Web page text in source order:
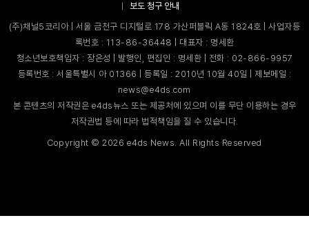
보도 청구 안내
(주)채널5코리아 | 서울 금천구 디지털로 178 가산퍼블릭 A동 1824호 | 사업자등
록번호 : 113-86-36448 | 대표자 : 명세환
청소년보호책임자 : 장은성 | 발행인, 편집인 : 명세환 | 전화 : 02-866-9957
등록번호 : 서울특별시 아 01366 | 등록일 : 2010년 10월 40일 | 제보메일 :
news@e4ds.com
본 콘텐츠의 저작권은 e4ds뉴스 또는 제공처에 있으며 이를 무단 이용하는 경우
저작권법 등에 따라 법적책임을 질 수 있습니다.
Copyright ©2026 e4ds News. All Rights Reserved